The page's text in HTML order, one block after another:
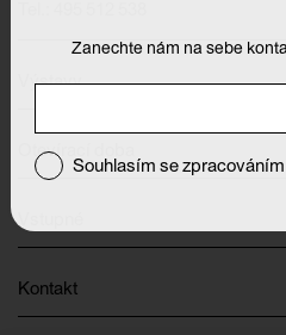
Výstavy
Otevírací doba
Kontakt
Zanechte nám na sebe
Souhlasím se